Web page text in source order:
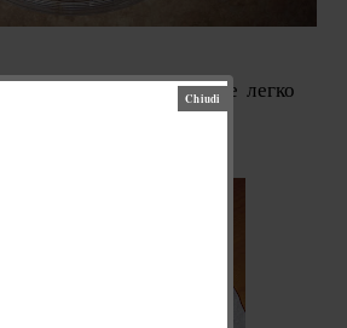
(вона сама дуже легко